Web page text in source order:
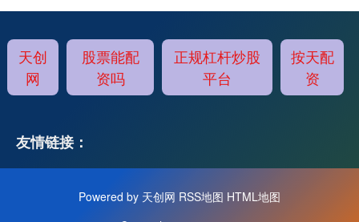
天创
网
股票能配
资吗
正规杠杆炒股
平台
按天配
资
友情链接：
Powered by 天创网 RSS地图 HTML地图